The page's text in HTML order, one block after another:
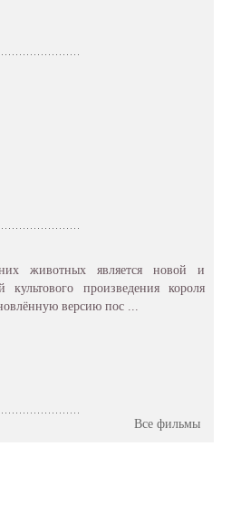
животных является новой и
культового произведения короля
версию пос ...
Все фильмы